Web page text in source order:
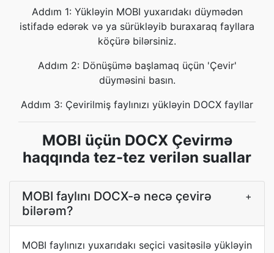
Addım 1: Yükləyin MOBI yuxarıdakı düymədən
istifadə edərək və ya sürükləyib buraxaraq fayllara
köçürə bilərsiniz.
Addım 2: Dönüşümə başlamaq üçün 'Çevir'
düyməsini basın.
Addım 3: Çevirilmiş faylınızı yükləyin DOCX fayllar
MOBI üçün DOCX Çevirmə
haqqında tez-tez verilən suallar
MOBI faylını DOCX-ə necə çevirə
bilərəm?
+
MOBI faylınızı yuxarıdakı seçici vasitəsilə yükləyin